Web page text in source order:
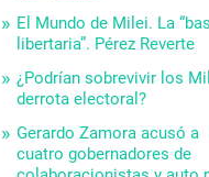
El Mundo de Milei. La
libertaria”. Pérez Reverte
¿Podrían sobrevivir los
derrota electoral?
Gerardo Zamora acusó a
cuatro gobernadores de